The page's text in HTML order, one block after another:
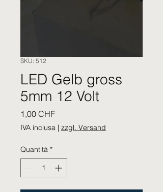
SKU: 512
LED Gelb gross
5mm 12 Volt
1,00 CHFPrezzo
IVA inclusa | zzgl. Versand
Quantità *